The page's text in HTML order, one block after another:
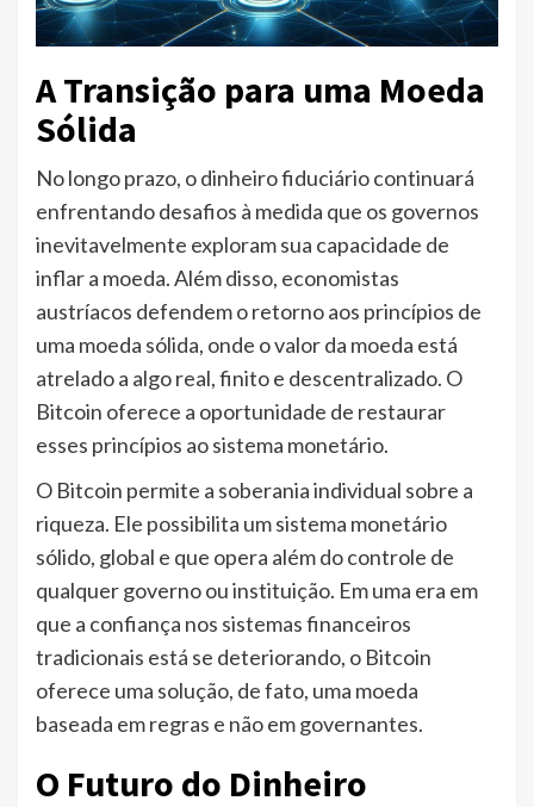
A Transição para uma Moeda
Sólida
No longo prazo, o dinheiro fiduciário continuará
enfrentando desafios à medida que os governos
inevitavelmente exploram sua capacidade de
inflar a moeda. Além disso, economistas
austríacos defendem o retorno aos princípios de
uma moeda sólida, onde o valor da moeda está
atrelado a algo real, finito e descentralizado. O
Bitcoin oferece a oportunidade de restaurar
esses princípios ao sistema monetário.
O Bitcoin permite a soberania individual sobre a
riqueza. Ele possibilita um sistema monetário
sólido, global e que opera além do controle de
qualquer governo ou instituição. Em uma era em
que a confiança nos sistemas financeiros
tradicionais está se deteriorando, o Bitcoin
oferece uma solução, de fato, uma moeda
baseada em regras e não em governantes.
O Futuro do Dinheiro